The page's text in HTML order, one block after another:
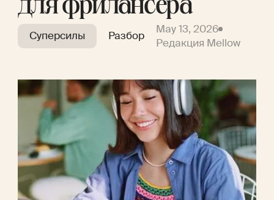
для фрилансера
Суперсилы Разбор
May 13, 2026
Редакция Mellow